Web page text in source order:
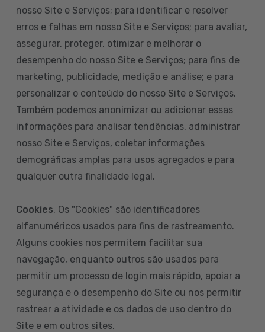
nosso Site e Serviços; para identificar e resolver
erros e falhas em nosso Site e Serviços; para avaliar,
assegurar, proteger, otimizar e melhorar o
desempenho do nosso Site e Serviços; para fins de
marketing, publicidade, medição e análise; e para
personalizar o conteúdo do nosso Site e Serviços.
Também podemos anonimizar ou adicionar essas
informações para analisar tendências, administrar
nosso Site e Serviços, coletar informações
demográficas amplas para usos agregados e para
qualquer outra finalidade legal.
Cookies. Os "Cookies" são identificadores
alfanuméricos usados para fins de rastreamento.
Alguns cookies nos permitem facilitar sua
navegação, enquanto outros são usados para
permitir um processo de login mais rápido, apoiar a
segurança e o desempenho do Site ou nos permitir
rastrear a atividade e os dados de uso dentro do
Site e em outros sites.